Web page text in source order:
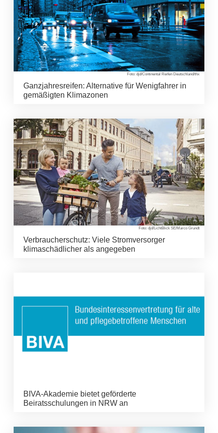
Foto: djd/Continental Reifen Deutschland/thx
Ganzjahresreifen: Alternative für Wenigfahrer in
gemäßigten Klimazonen
Foto: djd/LichtBlick SE/Marco Grundt
Verbraucherschutz: Viele Stromversorger
klimaschädlicher als angegeben
BIVA-Akademie bietet geförderte
Beiratsschulungen in NRW an